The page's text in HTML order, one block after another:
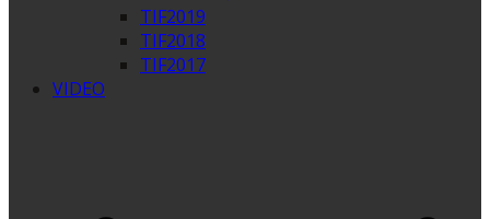
TIF2019
TIF2018
TIF2017
VIDEO